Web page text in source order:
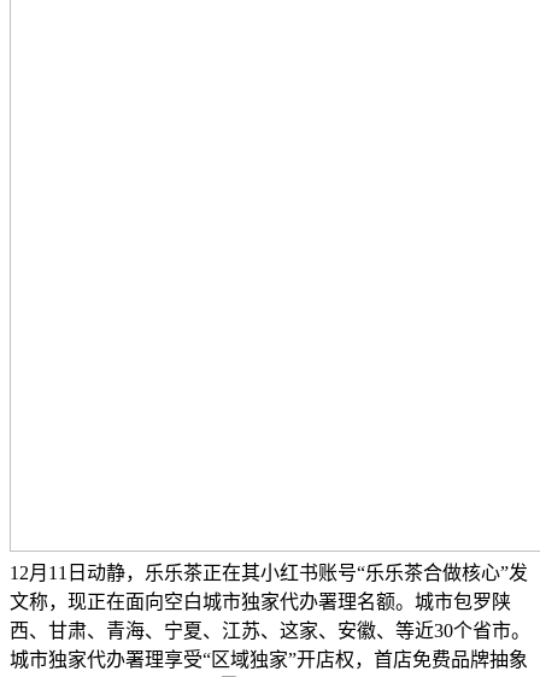
12月11日动静，乐乐茶正在其小红书账号“乐乐茶合做核心”发
文称，现正在面向空白城市独家代办署理名额。城市包罗陕
西、甘肃、青海、宁夏、江苏、这家、安徽、等近30个省市。
城市独家代办署理享受“区域独家”开店权，首店免费品牌抽象